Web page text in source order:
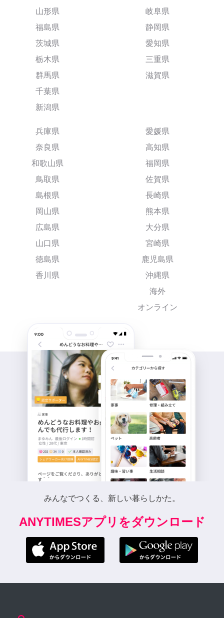
山形県
福島県
茨城県
栃木県
群馬県
千葉県
新潟県
岐阜県
静岡県
愛知県
三重県
滋賀県
兵庫県
奈良県
和歌山県
鳥取県
島根県
岡山県
広島県
山口県
徳島県
香川県
愛媛県
高知県
福岡県
佐賀県
長崎県
熊本県
大分県
宮崎県
鹿児島県
沖縄県
海外
オンライン
みんなでつくる、新しい暮らしかた。
ANYTIMESアプリをダウンロード